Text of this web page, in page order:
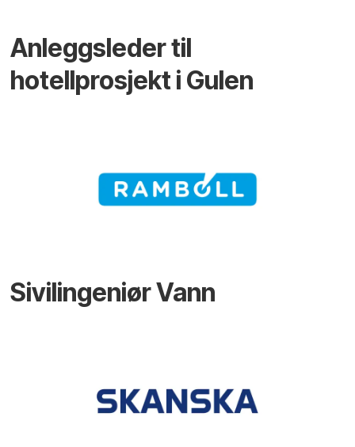
Anleggsleder til
hotellprosjekt i Gulen
Sivilingeniør Vann